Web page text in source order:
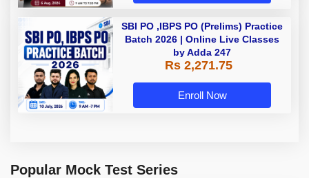
SBI PO ,IBPS PO (Prelims) Practice
Batch 2026 | Online Live Classes
by Adda 247
Rs 2,271.75
Enroll Now
Popular Mock Test Series